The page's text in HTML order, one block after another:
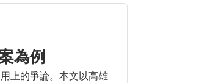
為例
上的爭論。本文以高雄